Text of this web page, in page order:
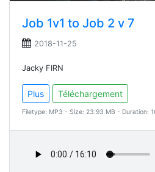
Job 1v1 to Job 2 v 7
2018-11-25
Jacky FIRN
Plus Téléchargement
Filetype: MP3 - Size: 23.93 MB - Duration: